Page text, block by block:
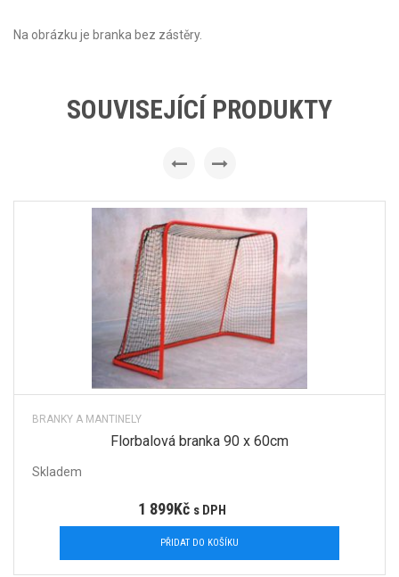
Na obrázku je branka bez zástěry.
SOUVISEJÍCÍ PRODUKTY
BRANKY A MANTINELY
Florbalová branka 90 x 60cm
1 899Kč s DPH
Skladem
PŘIDAT DO KOŠÍKU